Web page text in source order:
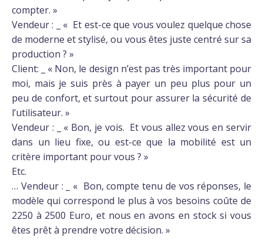
compter. »
Vendeur : _ « Et est-ce que vous voulez quelque chose
de moderne et stylisé, ou vous êtes juste centré sur sa
production ? »
Client: _ « Non, le design n’est pas très important pour
moi, mais je suis près à payer un peu plus pour un
peu de confort, et surtout pour assurer la sécurité de
l’utilisateur. »
Vendeur : _ « Bon, je vois. Et vous allez vous en servir
dans un lieu fixe, ou est-ce que la mobilité est un
critère important pour vous ? »
Etc.
… Vendeur : _ « Bon, compte tenu de vos réponses, le
modèle qui correspond le plus à vos besoins coûte de
2250 à 2500 Euro, et nous en avons en stock si vous
êtes prêt à prendre votre décision. »